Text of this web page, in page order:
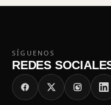
SÍGUENOS
REDES